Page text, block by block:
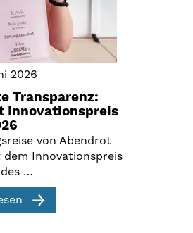
2026
Transparenz:
Innovationspreis
von Abendrot
Innovationspreis
…